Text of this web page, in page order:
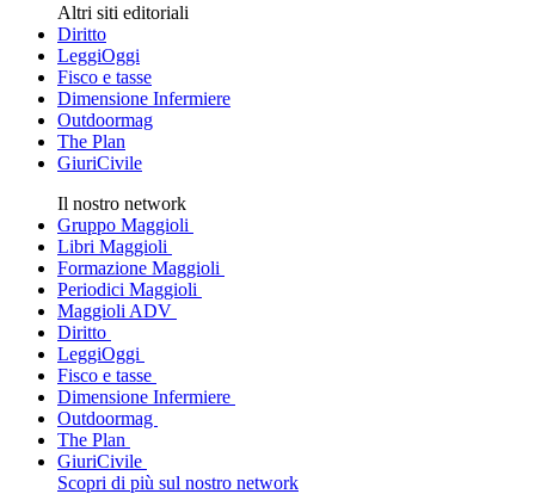
Altri siti editoriali
Diritto
LeggiOggi
Fisco e tasse
Dimensione Infermiere
Outdoormag
The Plan
GiuriCivile
Il nostro network
Gruppo Maggioli
Libri Maggioli
Formazione Maggioli
Periodici Maggioli
Maggioli ADV
Diritto
LeggiOggi
Fisco e tasse
Dimensione Infermiere
Outdoormag
The Plan
GiuriCivile
Scopri di più sul nostro network